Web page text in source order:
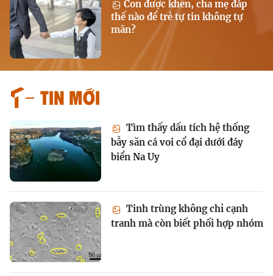
Con được khen, cha mẹ đáp
thế nào để trẻ tự tin không tự
mãn?
Tin mới
Tìm thấy dấu tích hệ thống
bẫy săn cá voi cổ đại dưới đáy
biển Na Uy
Tinh trùng không chỉ cạnh
tranh mà còn biết phối hợp nhóm